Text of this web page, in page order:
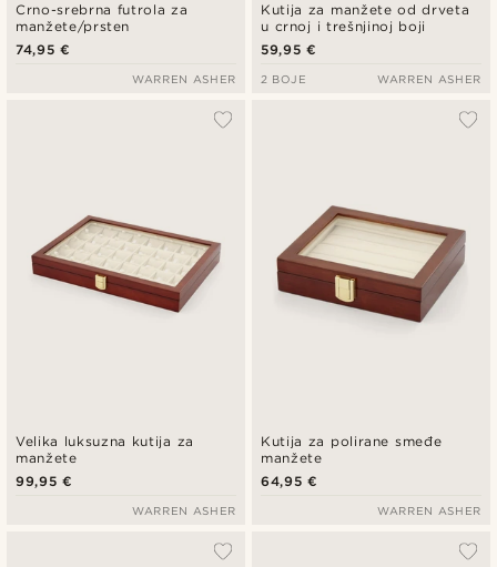
Crno-srebrna futrola za
manžete/prsten
74,95 €
WARREN ASHER
Kutija za manžete od drveta
u crnoj i trešnjinoj boji
59,95 €
2 BOJE WARREN ASHER
Velika luksuzna kutija za
manžete
99,95 €
WARREN ASHER
Kutija za polirane smeđe
manžete
64,95 €
WARREN ASHER